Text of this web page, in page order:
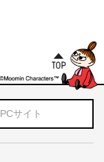
PCサイト